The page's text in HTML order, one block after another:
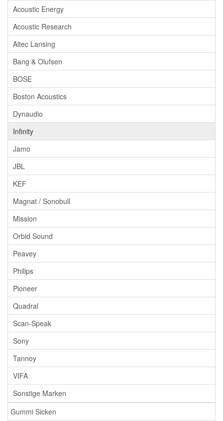
Acoustic Energy
Acoustic Research
Altec Lansing
Bang & Olufsen
BOSE
Boston Acoustics
Dynaudio
Infinity
Jamo
JBL
KEF
Magnat / Sonobull
Mission
Orbid Sound
Peavey
Philips
Pioneer
Quadral
Scan-Speak
Sony
Tannoy
VIFA
Sonstige Marken
Gummi Sicken